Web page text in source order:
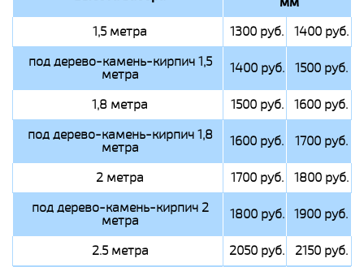
1,5 метра 1300 руб.
1400 руб.
под дерево-камень-кирпич 1,5
метра 1400 руб. 1500 руб.
1,8 метра 1500 руб.
1600 руб.
под дерево-камень-кирпич 1,8
метра 1600 руб. 1700 руб.
2 метра 1700 руб.
1800 руб.
под дерево-камень-кирпич 2
метра 1800 руб. 1900 руб.
2.5 метра 2050 руб.
2150 руб.